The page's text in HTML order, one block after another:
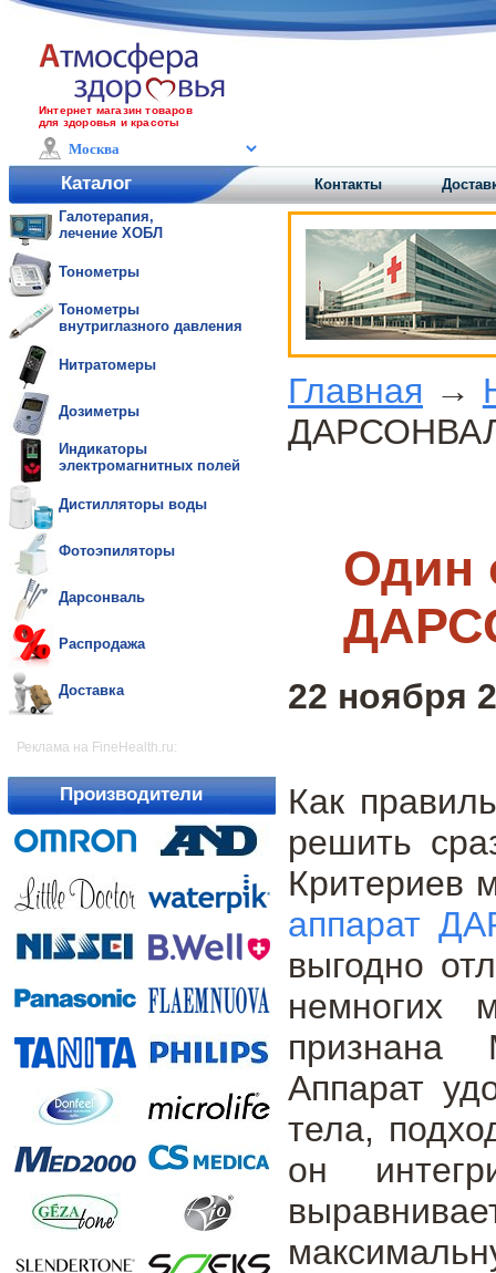
Интернет магазин товаров
для здоровья и красоты
Каталог Контакты
Галотерапия,
лечение ХОБЛ
Тонометры
Тонометры
внутриглазного давления
Нитратомеры
Дозиметры
Индикаторы
электромагнитных полей
Дистилляторы воды
Фотоэпиляторы
Дарсонваль
Распродажа
Доставка
Реклама на FineHealth.ru:
Производители
Главная →
Один
22 ноября
Как
решить
Критериев
аппарат
выгодно
немногих
признана
Аппарат
тела,
он